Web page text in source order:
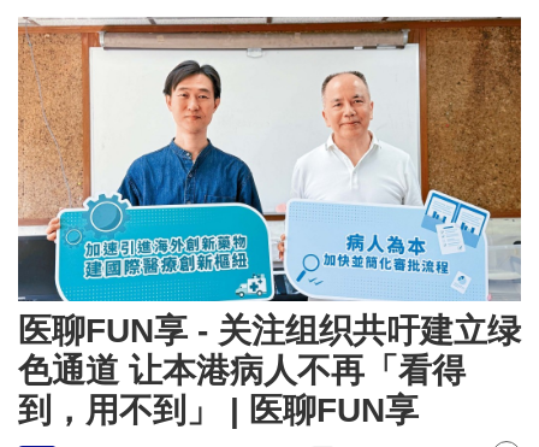
医聊FUN享 - 关注组织共吁建立绿
色通道 让本港病人不再「看得
到，用不到」 | 医聊FUN享